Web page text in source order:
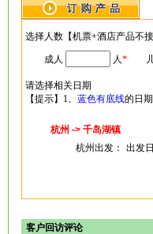
选择人数【机票+酒店产品不
成人 人*儿
请选择相关日期
【提示】1、 蓝色有底线的日
杭州 -> 千岛湖镇
杭州出发：
出发
客户回访评论